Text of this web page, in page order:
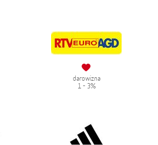
darowizna
1 - 3%